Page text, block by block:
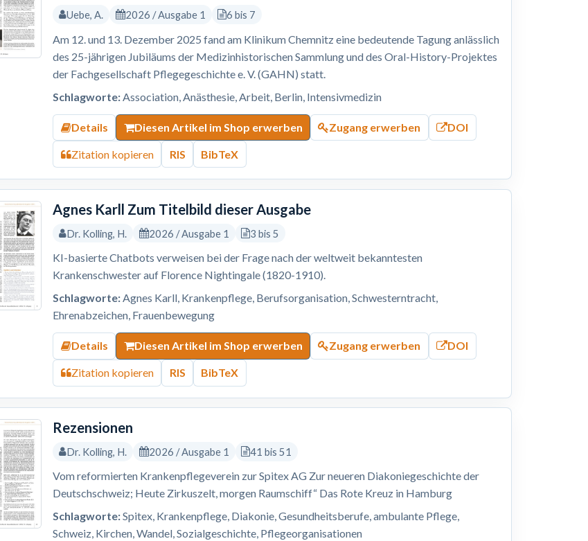
Uebe, A. 2026 / Ausgabe 1 6 bis 7
Am 12. und 13. Dezember 2025 fand am Klinikum Chemnitz eine bedeutende Tagung anlässlich
des 25-jährigen Jubiläums der Medizinhistorischen Sammlung und des Oral-History-Projektes
der Fachgesellschaft Pflegegeschichte e. V. (GAHN) statt.
Schlagworte:Association, Anästhesie, Arbeit, Berlin, Intensivmedizin
Details Diesen Artikel im Shop erwerben Zugang erwerben DOI
Zitation kopieren RIS BibTeX
Agnes Karll Zum Titelbild dieser Ausgabe
Dr. Kolling, H. 2026 / Ausgabe 1 3 bis 5
KI-basierte Chatbots verweisen bei der Frage nach der weltweit bekanntesten
Krankenschwester auf Florence Nightingale (1820-1910).
Schlagworte:Agnes Karll, Krankenpflege, Berufsorganisation, Schwesterntracht,
Ehrenabzeichen, Frauenbewegung
Details Diesen Artikel im Shop erwerben Zugang erwerben DOI
Zitation kopieren RIS BibTeX
Rezensionen
Dr. Kolling, H. 2026 / Ausgabe 1 41 bis 51
Vom reformierten Krankenpflegeverein zur Spitex AG Zur neueren Diakoniegeschichte der
Deutschschweiz; Heute Zirkuszelt, morgen Raumschiff“ Das Rote Kreuz in Hamburg
Schlagworte:Spitex, Krankenpflege, Diakonie, Gesundheitsberufe, ambulante Pflege,
Schweiz, Kirchen, Wandel, Sozialgeschichte, Pflegeorganisationen